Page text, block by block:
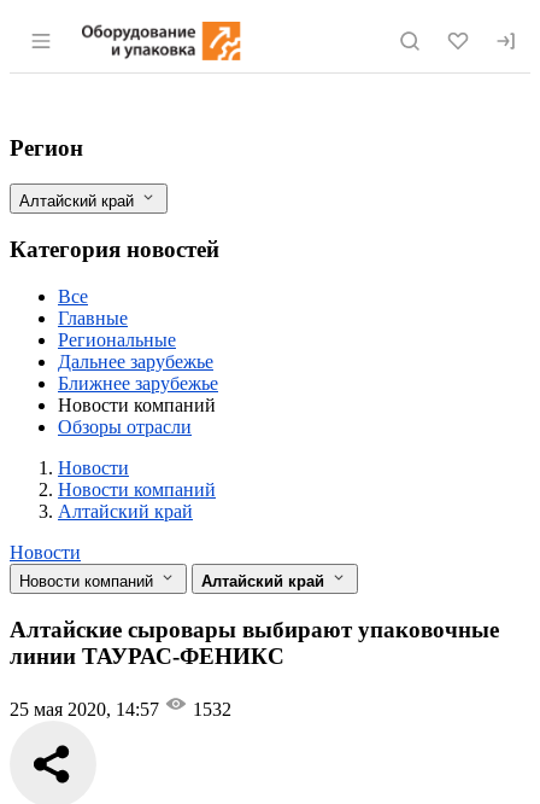
Раздел навигации по сайту eqinfo.ru
Алтайские сыровары выбирают
Фильтры
Регион
Алтайский край
Категория новостей
Все
Главные
Региональные
Дальнее зарубежье
Ближнее зарубежье
Новости компаний
Обзоры отрасли
Новости
Разделы
Новости
Новости компаний
Алтайский край
Новости
Новости компаний Алтайский край
Алтайские сыровары выбирают упаковочные
линии ТАУРАС-ФЕНИКС
25 мая 2020, 14:57 1532